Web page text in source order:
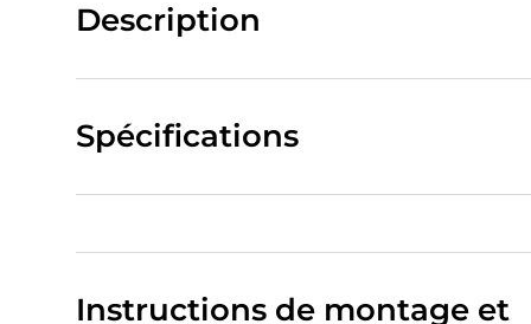
Description
Spécifications
Instructions de montage et